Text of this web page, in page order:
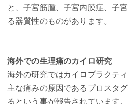
と、子宮筋腫、子宮内膜症、子
る器質性のものがあります。
海外での生理痛のカイロ研究
海外の研究ではカイロプラクテ
主な痛みの原因であるプロスタ
るという事が報告されています